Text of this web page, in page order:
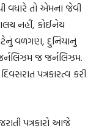
વધારે તો એમના જેવી
નહીં, કોઈનેય
વળગણ, દુનિયાનું
જ જર્નલિઝમ.
પત્રકારત્વ કરી
પત્રકારો આજે